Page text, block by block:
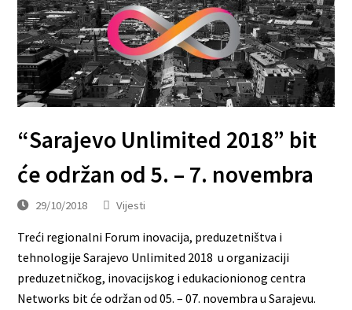
“Sarajevo Unlimited 2018” bit
će održan od 5. – 7. novembra
29/10/2018 Vijesti
Treći regionalni Forum inovacija, preduzetništva i
tehnologije Sarajevo Unlimited 2018 u organizaciji
preduzetničkog, inovacijskog i edukacionionog centra
Networks bit će održan od 05. – 07. novembra u Sarajevu.